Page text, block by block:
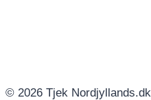
© 2026 Tjek Nordjyllands.dk